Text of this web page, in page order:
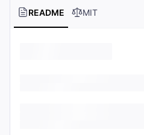
README MIT